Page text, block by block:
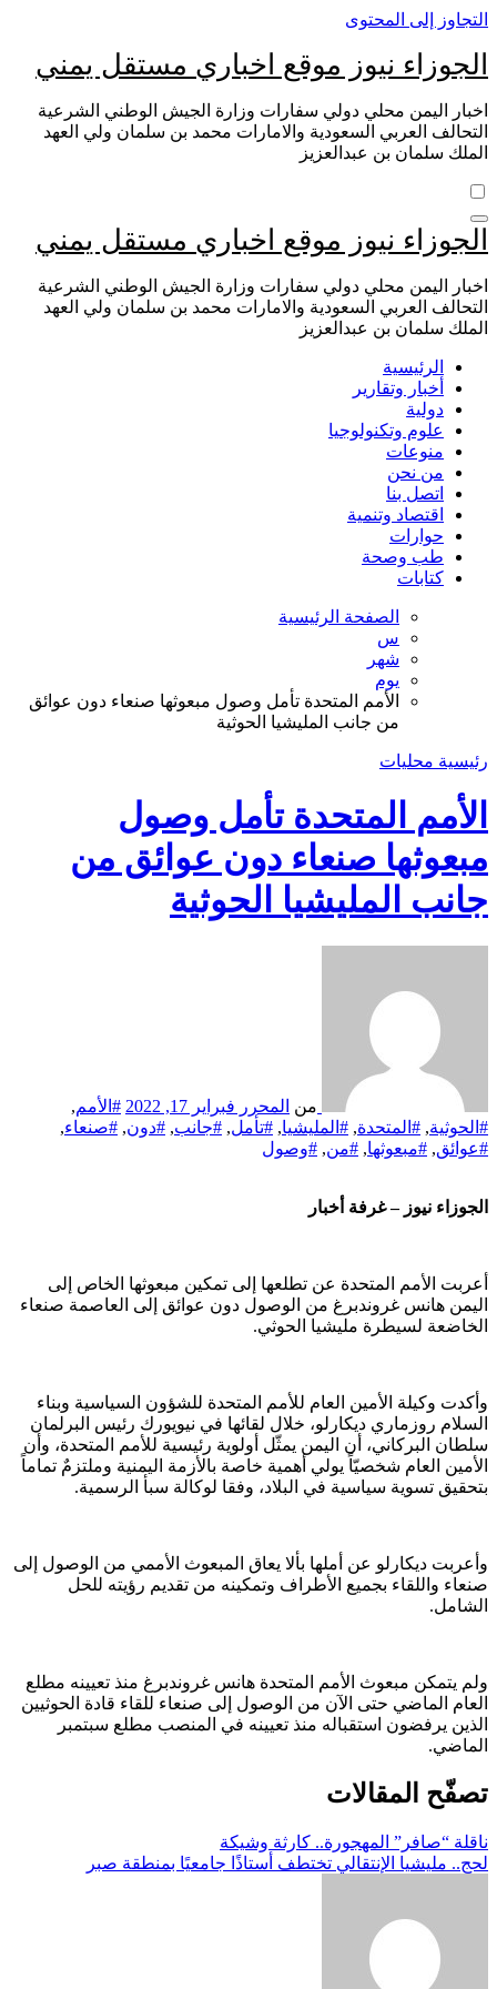
التجاوز إلى المحتوى
الجوزاء نيوز موقع اخباري مستقل يمني
اخبار اليمن محلي دولي سفارات وزارة الجيش الوطني الشرعية
التحالف العربي السعودية والامارات محمد بن سلمان ولي العهد
الملك سلمان بن عبدالعزيز
الجوزاء نيوز موقع اخباري مستقل يمني
اخبار اليمن محلي دولي سفارات وزارة الجيش الوطني الشرعية
التحالف العربي السعودية والامارات محمد بن سلمان ولي العهد
الملك سلمان بن عبدالعزيز
الرئيسية
أخبار وتقارير
دولية
علوم وتكنولوجيا
منوعات
من نحن
اتصل بنا
اقتصاد وتنمية
حوارات
طب وصحة
كتابات
الصفحة الرئيسية
س
شهر
يوم
الأمم المتحدة تأمل وصول مبعوثها صنعاء دون عوائق
من جانب المليشيا الحوثية
رئيسية محليات
الأمم المتحدة تأمل وصول
مبعوثها صنعاء دون عوائق من
جانب المليشيا الحوثية
من المحرر فبراير 17, 2022 #الأمم,
#الحوثية, #المتحدة, #المليشيا, #تأمل, #جانب, #دون, #صنعاء,
#عوائق, #مبعوثها, #من, #وصول
الجوزاء نيوز – غرفة أخبار
أعربت الأمم المتحدة عن تطلعها إلى تمكين مبعوثها الخاص إلى
اليمن هانس غروندبرغ من الوصول دون عوائق إلى العاصمة صنعاء
الخاضعة لسيطرة مليشيا الحوثي.
وأكدت وكيلة الأمين العام للأمم المتحدة للشؤون السياسية وبناء
السلام روزماري ديكارلو، خلال لقائها في نيويورك رئيس البرلمان
سلطان البركاني، أن اليمن يمثّل أولوية رئيسية للأمم المتحدة، وأن
الأمين العام شخصيّاً يولي أهمية خاصة بالأزمة اليمنية وملتزمٌ تماماً
بتحقيق تسوية سياسية في البلاد، وفقا لوكالة سبأ الرسمية.
وأعربت ديكارلو عن أملها بألا يعاق المبعوث الأممي من الوصول إلى
صنعاء واللقاء بجميع الأطراف وتمكينه من تقديم رؤيته للحل
الشامل.
ولم يتمكن مبعوث الأمم المتحدة هانس غروندبرغ منذ تعيينه مطلع
العام الماضي حتى الآن من الوصول إلى صنعاء للقاء قادة الحوثيين
الذين يرفضون استقباله منذ تعيينه في المنصب مطلع سبتمبر
الماضي.
تصفّح المقالات
ناقلة “صافر” المهجورة.. كارثة وشيكة
لحج.. مليشيا الإنتقالي تختطف أستاذًا جامعيًا بمنطقة صبر